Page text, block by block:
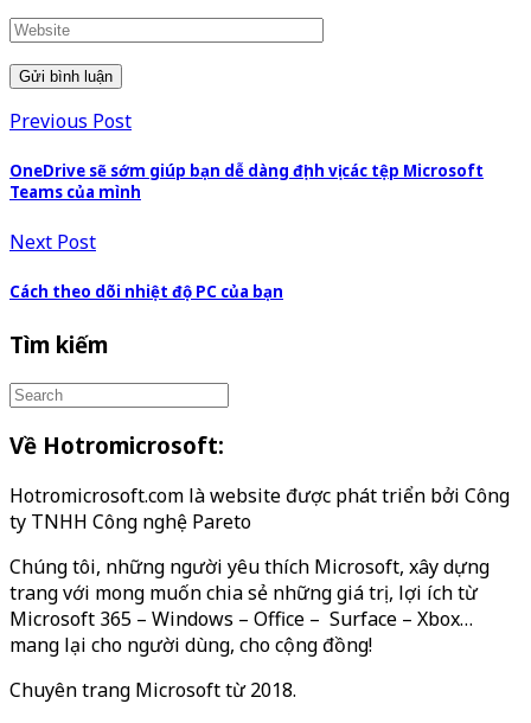
Previous Post
OneDrive sẽ sớm giúp bạn dễ dàng định vị các tệp Microsoft
Teams của mình
Next Post
Cách theo dõi nhiệt độ PC của bạn
Tìm kiếm
Về Hotromicrosoft:
Hotromicrosoft.com là website được phát triển bởi Công
ty TNHH Công nghệ Pareto
Chúng tôi, những người yêu thích Microsoft, xây dựng
trang với mong muốn chia sẻ những giá trị, lợi ích từ
Microsoft 365 – Windows – Office – Surface – Xbox…
mang lại cho người dùng, cho cộng đồng!
Chuyên trang Microsoft từ 2018.